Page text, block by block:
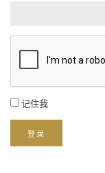
记住我
登录